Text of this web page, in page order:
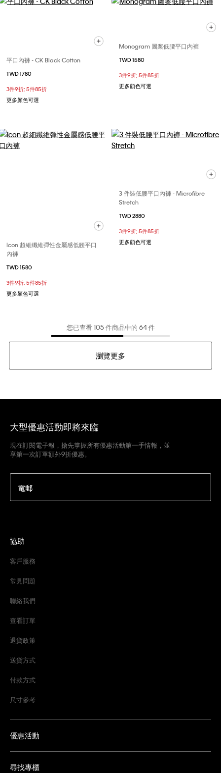
平口內褲 - CK Black Cotton
TWD 1780
3件9折; 5件85折
更多顏色可選
Monogram 圖案低腰平口內褲
TWD 1580
3件9折; 5件85折
更多顏色可選
Icon 超細纖維彈性金屬感低腰平口
內褲
TWD 1580
3件9折; 5件85折
更多顏色可選
3 件裝低腰平口內褲 - Microfibre
Stretch
TWD 2880
3件9折; 5件85折
更多顏色可選
您已查看 105 件商品中的 64 件
瀏覽更多
大型優惠活動即將來臨
現在訂閱電子報，搶先掌握所有優惠活動第一手情報，並
享第一次訂單額外9折優惠。
電郵
協助
客戶服務
常見問題
聯絡我們
查看訂單
退貨政策
送貨方式
付款方式
尺寸參考
優惠活動
尋找專櫃